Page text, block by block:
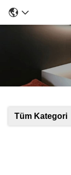
Tüm Kategori